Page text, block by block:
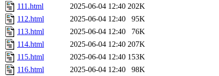
111.html
2025-06-04 12:40 202K
112.html
2025-06-04 12:40
95K
113.html
2025-06-04 12:40
76K
114.html
2025-06-04 12:40 207K
115.html
2025-06-04 12:40 153K
116.html
2025-06-04 12:40
98K